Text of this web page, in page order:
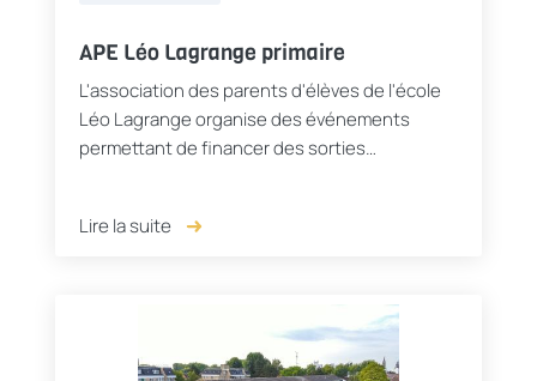
APE Léo Lagrange primaire
L'association des parents d'élèves de l'école
Léo Lagrange organise des événements
permettant de financer des sorties
Lire la suite